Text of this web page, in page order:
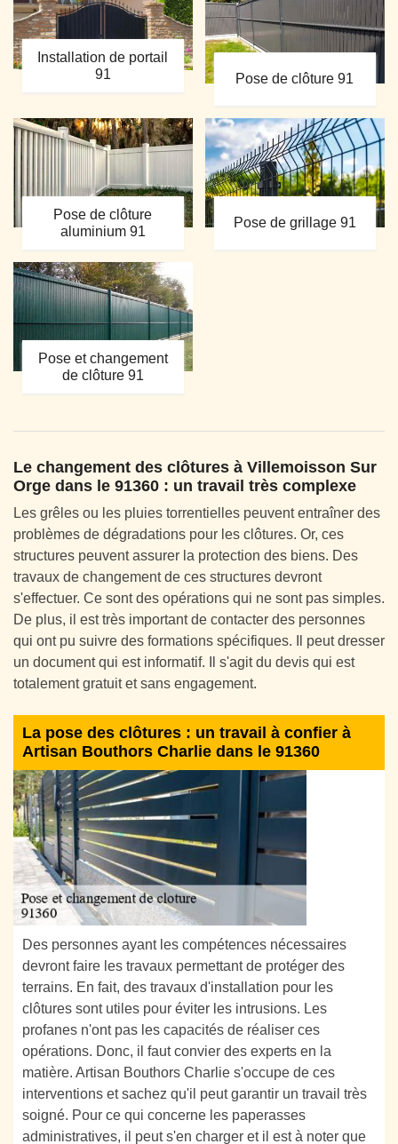
Installation de portail
91
Pose de clôture 91
Pose de clôture
aluminium 91
Pose de grillage 91
Pose et changement
de clôture 91
Le changement des clôtures à Villemoisson Sur
Orge dans le 91360 : un travail très complexe
Les grêles ou les pluies torrentielles peuvent entraîner des
problèmes de dégradations pour les clôtures. Or, ces
structures peuvent assurer la protection des biens. Des
travaux de changement de ces structures devront
s'effectuer. Ce sont des opérations qui ne sont pas simples.
De plus, il est très important de contacter des personnes
qui ont pu suivre des formations spécifiques. Il peut dresser
un document qui est informatif. Il s'agit du devis qui est
totalement gratuit et sans engagement.
La pose des clôtures : un travail à confier à
Artisan Bouthors Charlie dans le 91360
Des personnes ayant les compétences nécessaires
devront faire les travaux permettant de protéger des
terrains. En fait, des travaux d'installation pour les
clôtures sont utiles pour éviter les intrusions. Les
profanes n'ont pas les capacités de réaliser ces
opérations. Donc, il faut convier des experts en la
matière. Artisan Bouthors Charlie s'occupe de ces
interventions et sachez qu'il peut garantir un travail très
soigné. Pour ce qui concerne les paperasses
administratives, il peut s'en charger et il est à noter que